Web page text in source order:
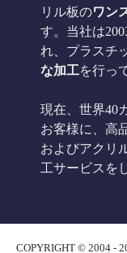
リル板のワン
す。当社は
れ、プラスチ
な加工を行っ
現在、世界40
お客様に、高
およびアクリ
工サービスを
COPYRIGHT © 2004 -